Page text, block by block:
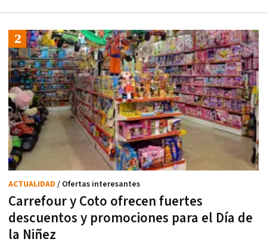
Carrefour y Coto ofrecen fuertes
descuentos y promociones para el Día de
la Niñez
ACTUALIDAD / Ofertas interesantes